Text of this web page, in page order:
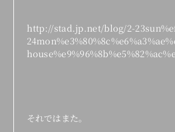
http://stad.jp.net/blog/2-
それではまた。